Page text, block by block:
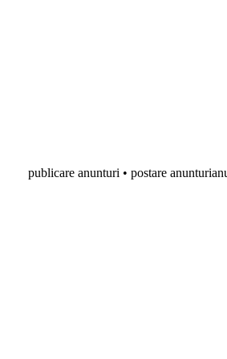
anunturi • postare anunturianunturi